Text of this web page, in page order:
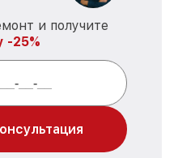
и получите
-25%